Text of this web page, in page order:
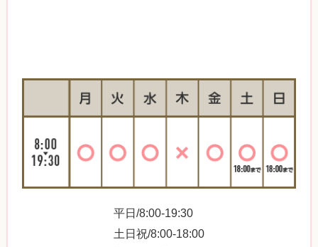
平日/8:00-19:30
土日祝/8:00-18:00